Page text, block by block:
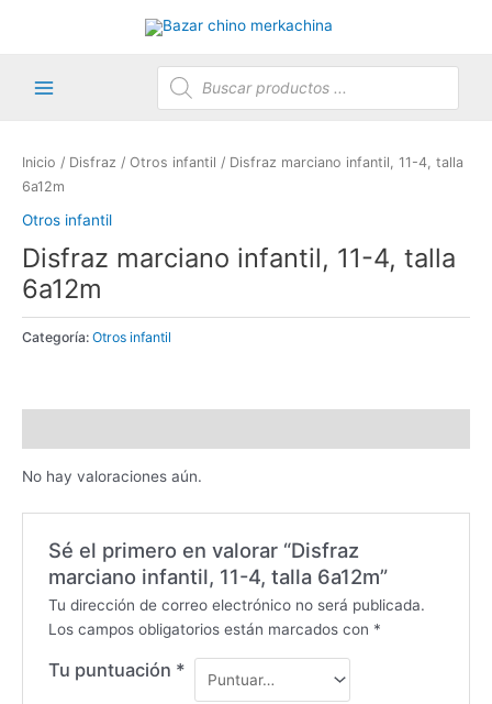
Búsqueda
de
productos
Inicio / Disfraz / Otros infantil / Disfraz marciano infantil, 11-4, talla
6a12m
Otros infantil
Disfraz marciano infantil, 11-4, talla
6a12m
Categoría: Otros infantil
No hay valoraciones aún.
Sé el primero en valorar “Disfraz
marciano infantil, 11-4, talla 6a12m”
Tu dirección de correo electrónico no será publicada.
Los campos obligatorios están marcados con *
Tu puntuación *